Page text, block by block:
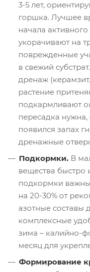
3-5 лет,
горшка. Лучшее
начала
укорачивают на
поврежденные
в свежий
дренаж
растение
подкармливают
пересадка нужна,
появился запах
дренажные
Подкормки. В
вещества быстро
подкормки
на 20-30% от
азотные составы
комплексные
зима – калийно-
месяц для
Формирование